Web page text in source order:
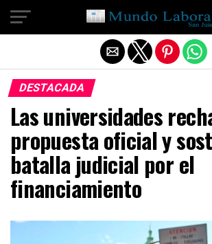
DESTACADA
Las universidades
propuesta oficial y
batalla judicial por el
financiamiento
Salir de la versión